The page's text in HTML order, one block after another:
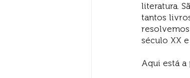
literatura.
tantos
século XX
Aqui está a